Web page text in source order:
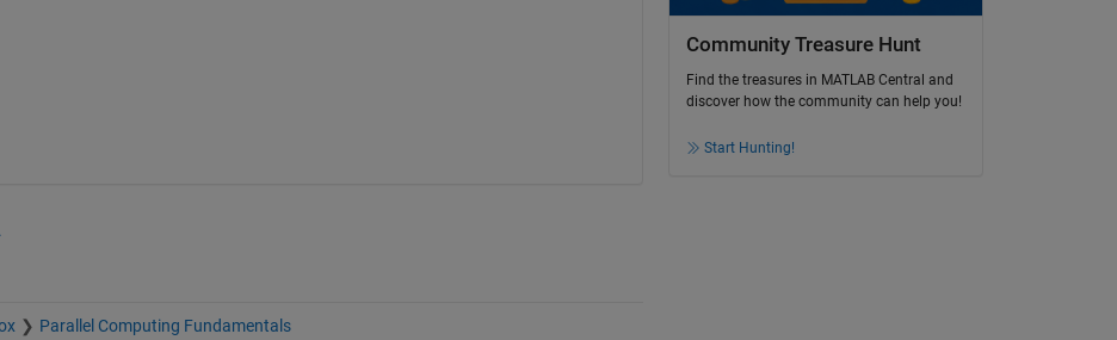
Parallel Computing Fundamentals
Community Treasure Hunt
Find the treasures in MATLAB Central and
discover how the community can help you!
Start Hunting!